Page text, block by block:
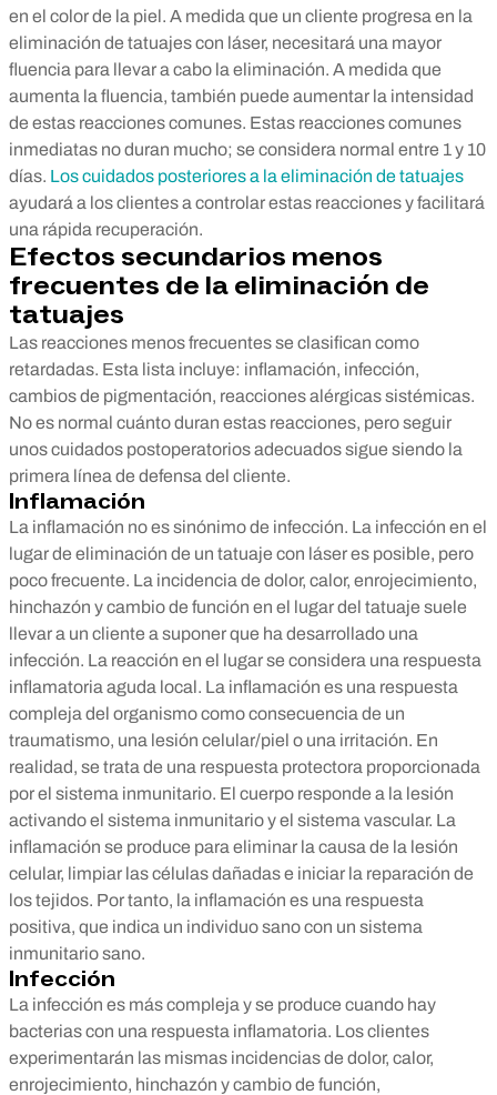
en el color de la piel. A medida que un cliente progresa en la
eliminación de tatuajes con láser, necesitará una mayor
fluencia para llevar a cabo la eliminación. A medida que
aumenta la fluencia, también puede aumentar la intensidad
de estas reacciones comunes. Estas reacciones comunes
inmediatas no duran mucho; se considera normal entre 1 y 10
días. Los cuidados posteriores a la eliminación de tatuajes
ayudará a los clientes a controlar estas reacciones y facilitará
una rápida recuperación.
Efectos secundarios menos
frecuentes de la eliminación de
tatuajes
Las reacciones menos frecuentes se clasifican como
retardadas. Esta lista incluye: inflamación, infección,
cambios de pigmentación, reacciones alérgicas sistémicas.
No es normal cuánto duran estas reacciones, pero seguir
unos cuidados postoperatorios adecuados sigue siendo la
primera línea de defensa del cliente.
Inflamación
La inflamación no es sinónimo de infección. La infección en el
lugar de eliminación de un tatuaje con láser es posible, pero
poco frecuente. La incidencia de dolor, calor, enrojecimiento,
hinchazón y cambio de función en el lugar del tatuaje suele
llevar a un cliente a suponer que ha desarrollado una
infección. La reacción en el lugar se considera una respuesta
inflamatoria aguda local. La inflamación es una respuesta
compleja del organismo como consecuencia de un
traumatismo, una lesión celular/piel o una irritación. En
realidad, se trata de una respuesta protectora proporcionada
por el sistema inmunitario. El cuerpo responde a la lesión
activando el sistema inmunitario y el sistema vascular. La
inflamación se produce para eliminar la causa de la lesión
celular, limpiar las células dañadas e iniciar la reparación de
los tejidos. Por tanto, la inflamación es una respuesta
positiva, que indica un individuo sano con un sistema
inmunitario sano.
Infección
La infección es más compleja y se produce cuando hay
bacterias con una respuesta inflamatoria. Los clientes
experimentarán las mismas incidencias de dolor, calor,
enrojecimiento, hinchazón y cambio de función,